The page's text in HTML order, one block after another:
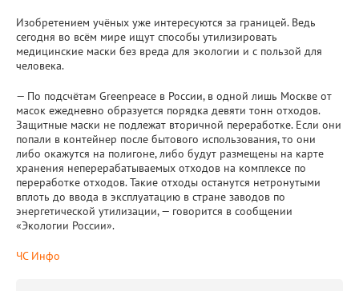
Изобретением учёных уже интересуются за границей. Ведь
сегодня во всём мире ищут способы утилизировать
медицинские маски без вреда для экологии и с пользой для
человека.
— По подсчётам Greenpeace в России, в одной лишь Москве от
масок ежедневно образуется порядка девяти тонн отходов.
Защитные маски не подлежат вторичной переработке. Если они
попали в контейнер после бытового использования, то они
либо окажутся на полигоне, либо будут размещены на карте
хранения неперерабатываемых отходов на комплексе по
переработке отходов. Такие отходы останутся нетронутыми
вплоть до ввода в эксплуатацию в стране заводов по
энергетической утилизации, — говорится в сообщении
«Экологии России».
ЧС Инфо